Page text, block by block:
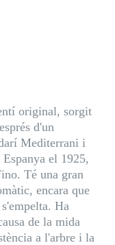
original, sorgit
d'un
Mediterrani i
el 1925,
Té una gran
encara que
Ha
de la mida
a l'arbre i la